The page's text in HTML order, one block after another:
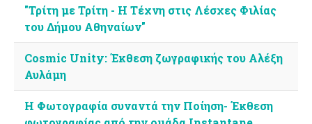
"Τρίτη με Τρίτη - Η Τέχνη στις Λέσχες Φιλίας
του Δήμου Αθηναίων"
Cosmic Unity: Έκθεση ζωγραφικής του Αλέξη
Αυλάμη
H Φωτογραφία συναντά την Ποίηση- Έκθεση